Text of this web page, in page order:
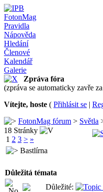
FotonMag
Pravidla
Nápověda
Hledání
Členové
Kalendář
Galerie
Zpráva fóra
(zpráva se automaticky zavře
Vítejte, hoste ( Přihlásit se |
FotonMag fórum > Světla
18 Stránky
1 2 3 > »
Bastlírna
Důležitá témata
Důležité: